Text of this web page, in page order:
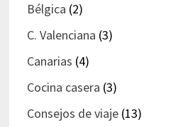
Bélgica (2)
C. Valenciana (3)
Canarias (4)
Cocina casera (3)
Consejos de viaje(13)